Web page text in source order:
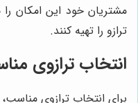
مشتریان خود این امکان
ترازو را تهیه کنند.
انتخاب ترازوی
برای انتخاب ترازوی مناسب،